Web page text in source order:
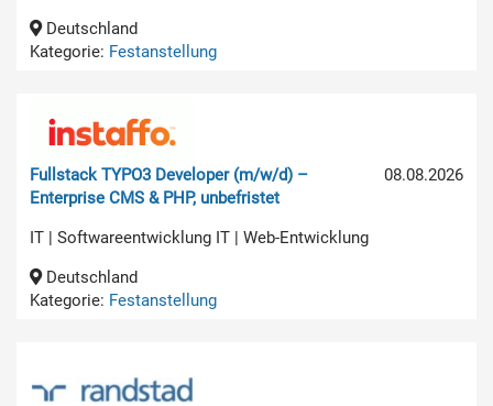
Deutschland
Kategorie: Festanstellung
08.08.2026
Fullstack TYPO3 Developer (m/w/d) –
Enterprise CMS & PHP, unbefristet
IT | Softwareentwicklung IT | Web-Entwicklung
Deutschland
Kategorie: Festanstellung